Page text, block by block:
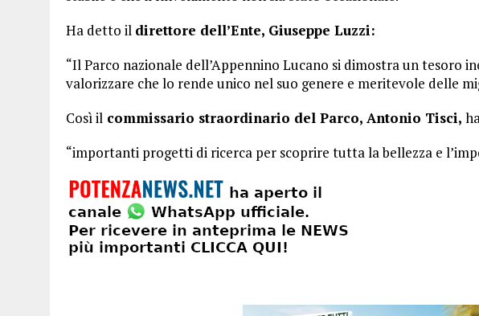
Ha detto il direttore dell’Ente, Giuseppe Luzzi:
“Il Parco nazionale dell’Appennino Lucano si dimostra un tesoro
valorizzare che lo rende unico nel suo genere e meritevole delle
Così il commissario straordinario del Parco, Antonio Tisci,
“importanti progetti di ricerca per scoprire tutta la bellezza e